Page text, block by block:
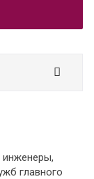
инженеры,
главного